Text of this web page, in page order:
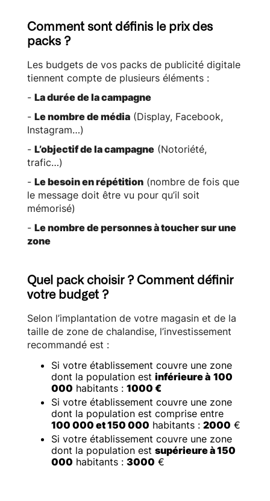
Comment sont définis le prix des
packs ?
Les budgets de vos packs de publicité digitale
tiennent compte de plusieurs éléments :
- La durée de la campagne
- Le nombre de média(Display, Facebook,
Instagram…)
- L’objectif de la campagne(Notoriété,
trafic…)
- Le besoin en répétition(nombre de fois que
le message doit être vu pour qu’il soit
mémorisé)
- Le nombre de personnes à toucher sur une
zone
Quel pack choisir ? Comment définir
votre budget ?
Selon l’implantation de votre magasin et de la
taille de zone de chalandise, l’investissement
recommandé est :
Si votre établissement couvre une zone
dont la population est inférieure à 100
000 habitants : 1000 €
Si votre établissement couvre une zone
dont la population est comprise entre
100 000 et 150 000 habitants : 2000 €
Si votre établissement couvre une zone
dont la population est supérieure à 150
000 habitants : 3000 €